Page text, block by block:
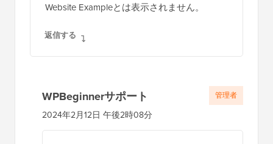
ン
Website Exampleとは表示されません。
返信する
WPBeginnerサポート
2024年2月12日 午後2時08分
管理者